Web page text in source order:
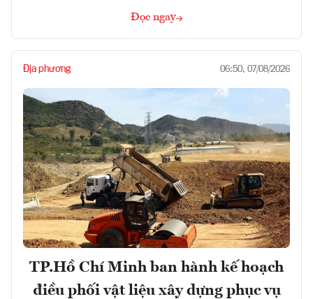
Đọc ngay
Địa phương 06:50, 07/08/2026
TP.Hồ Chí Minh ban hành kế hoạch
điều phối vật liệu xây dựng phục vụ